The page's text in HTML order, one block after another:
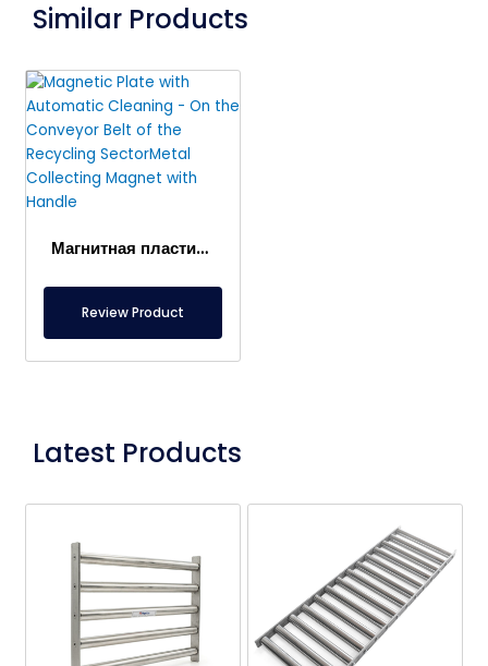
Similar Products
Магнитная пластина с автоматической очисткой – на конвейерной ленте в секторе переработки. Магнит для сбора металла с ручкой
Review Product
Latest Products